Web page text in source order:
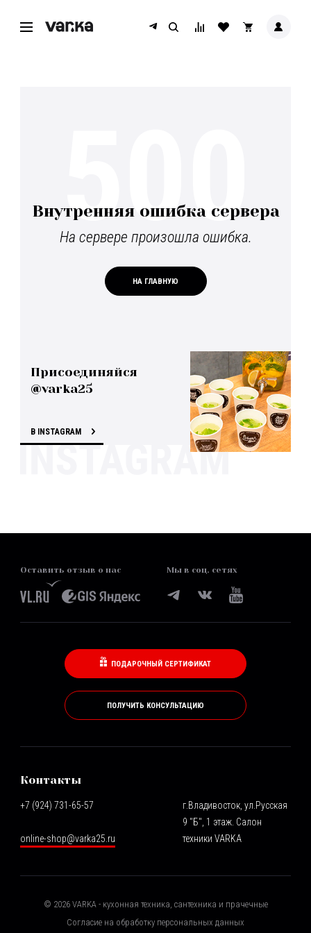
Внутренняя ошибка сервера
На сервере произошла ошибка.
НА ГЛАВНУЮ
500
Присоединяйся
@varka25
В INSTAGRAM
Оставить отзыв о нас Мы в соц. сетях
ПОДАРОЧНЫЙ СЕРТИФИКАТ
ПОЛУЧИТЬ КОНСУЛЬТАЦИЮ
Контакты
+7 (924) 731-65-57
online-shop@varka25.ru
г.Владивосток, ул.Русская
9 "Б", 1 этаж. Салон
техники VARKA
© 2026VARKA - кухонная техника, сантехника и прачечные
Согласие на обработку персональных данных